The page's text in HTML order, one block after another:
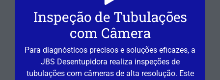
Inspeção de Tubulações
com Câmera
Para diagnósticos precisos e soluções eficazes, a
JBS Desentupidora realiza inspeções de
tubulações com câmeras de alta resolução. Este